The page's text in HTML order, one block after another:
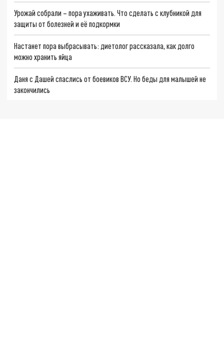
Урожай собрали – пора ухаживать. Что сделать с клубникой для
защиты от болезней и её подкормки
Настанет пора выбрасывать: диетолог рассказала, как долго
можно хранить яйца
Даня с Дашей спаслись от боевиков ВСУ. Но беды для малышей не
закончились